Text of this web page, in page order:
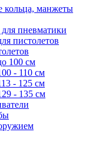
кольца, манжеты
пневматики
пистолетов
100 см
- 110 см
- 125 см
- 135 см